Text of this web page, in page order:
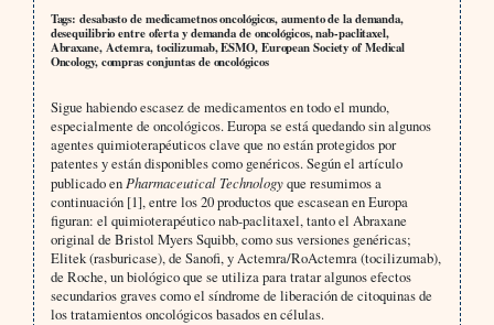
Tags: desabasto de medicametnos oncológicos, aumento de la demanda,
desequilibrio entre oferta y demanda de oncológicos, nab-paclitaxel,
Abraxane, Actemra, tocilizumab, ESMO, European Society of Medical
Oncology, compras conjuntas de oncológicos
Sigue habiendo escasez de medicamentos en todo el mundo,
especialmente de oncológicos. Europa se está quedando sin algunos
agentes quimioterapéuticos clave que no están protegidos por
patentes y están disponibles como genéricos. Según el artículo
publicado en Pharmaceutical Technologyque resumimos a
continuación [1], entre los 20 productos que escasean en Europa
figuran: el quimioterapéutico nab-paclitaxel, tanto el Abraxane
original de Bristol Myers Squibb, como sus versiones genéricas;
Elitek (rasburicase), de Sanofi, y Actemra/RoActemra (tocilizumab),
de Roche, un biológico que se utiliza para tratar algunos efectos
secundarios graves como el síndrome de liberación de citoquinas de
los tratamientos oncológicos basados en células.